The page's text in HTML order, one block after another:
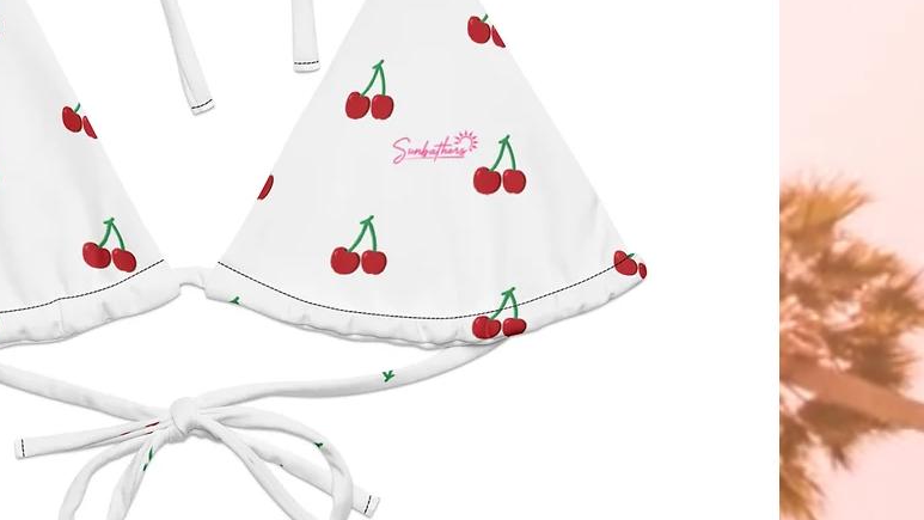
normas de la UE. Para cualquier consulta
o inquietud relacionada con la seguridad
de los productos, comuníquese con
gpsr@sindenventures.com
puede escribirnos a
2401A Singletree
Ave., Austin, Texas, EE. UU.
Limassol, Chipre.